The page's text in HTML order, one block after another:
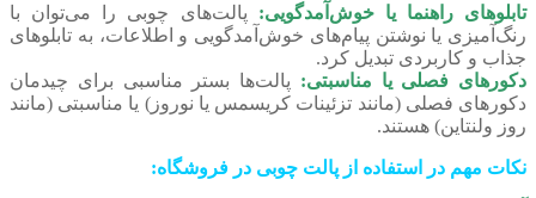
تابلوهای راهنما یا خوش‌آمدگویی: پالت‌های چوبی را می‌توان با
رنگ‌آمیزی یا نوشتن پیام‌های خوش‌آمدگویی و اطلاعات، به تابلوهای
جذاب و کاربردی تبدیل کرد.
دکورهای فصلی یا مناسبتی: پالت‌ها بستر مناسبی برای چیدمان
دکورهای فصلی (مانند تزئینات کریسمس یا نوروز) یا مناسبتی (مانند
روز ولنتاین) هستند.
نکات مهم در استفاده از پالت چوبی در فروشگاه: